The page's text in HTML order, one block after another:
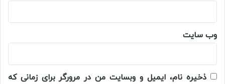
وب‌ سایت
ذخیره نام، ایمیل و وبسایت من در مرورگر برای زمانی که